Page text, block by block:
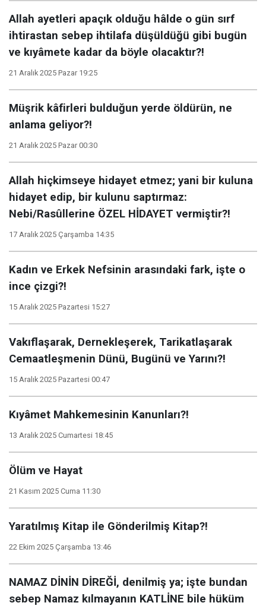
Allah ayetleri apaçık olduğu hâlde o gün sırf
ihtirastan sebep ihtilafa düşüldüğü gibi bugün
ve kıyâmete kadar da böyle olacaktır?!
21 Aralık 2025 Pazar 19:25
Müşrik kâfirleri bulduğun yerde öldürün, ne
anlama geliyor?!
21 Aralık 2025 Pazar 00:30
Allah hiçkimseye hidayet etmez; yani bir kuluna
hidayet edip, bir kulunu saptırmaz:
Nebi/Rasûllerine ÖZEL HİDAYET vermiştir?!
17 Aralık 2025 Çarşamba 14:35
Kadın ve Erkek Nefsinin arasındaki fark, işte o
ince çizgi?!
15 Aralık 2025 Pazartesi 15:27
Vakıflaşarak, Dernekleşerek, Tarikatlaşarak
Cemaatleşmenin Dünü, Bugünü ve Yarını?!
15 Aralık 2025 Pazartesi 00:47
Kıyâmet Mahkemesinin Kanunları?!
13 Aralık 2025 Cumartesi 18:45
Ölüm ve Hayat
21 Kasım 2025 Cuma 11:30
Yaratılmış Kitap ile Gönderilmiş Kitap?!
22 Ekim 2025 Çarşamba 13:46
NAMAZ DİNİN DİREĞİ, denilmiş ya; işte bundan
sebep Namaz kılmayanın KATLİNE bile hüküm